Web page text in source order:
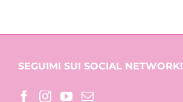
SEGUIMI SUI SOCIAL NETWORK!